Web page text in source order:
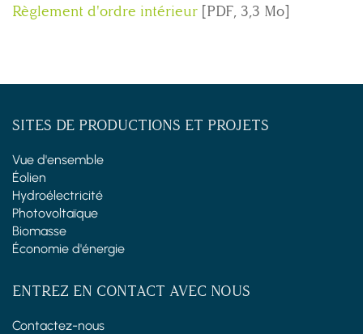
Règlement d'ordre intérieur [PDF, 3,3 Mo]
SITES DE PRODUCTIONS ET PROJETS
Vue d'ensemble
Éolien
Hydroélectricité
Photovoltaïque
Biomasse
Économie d'énergie
ENTREZ EN CONTACT AVEC NOUS
Contactez-nous